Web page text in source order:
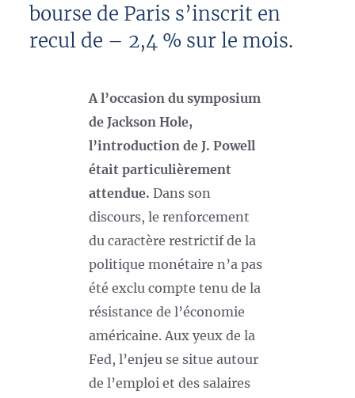
bourse de Paris s’inscrit en
recul de – 2,4 % sur le mois.
A l’occasion du symposium
de Jackson Hole,
l’introduction de J. Powell
était particulièrement
attendue. Dans son
discours, le renforcement
du caractère restrictif de la
politique monétaire n’a pas
été exclu compte tenu de la
résistance de l’économie
américaine. Aux yeux de la
Fed, l’enjeu se situe autour
de l’emploi et des salaires